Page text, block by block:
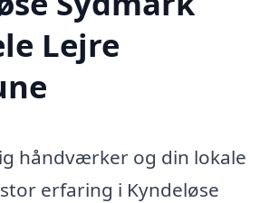
Lejre
håndværker og din lokale
erfaring i Kyndeløse